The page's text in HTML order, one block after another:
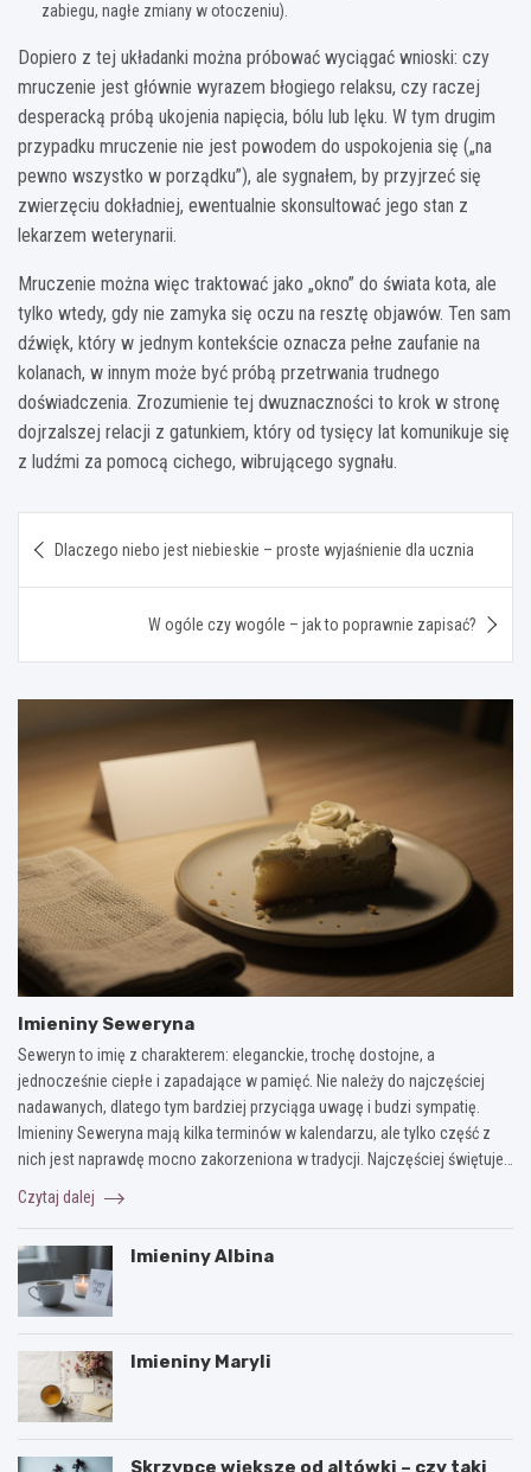
zabiegu, nagłe zmiany w otoczeniu).
Dopiero z tej układanki można próbować wyciągać wnioski: czy
mruczenie jest głównie wyrazem błogiego relaksu, czy raczej
desperacką próbą ukojenia napięcia, bólu lub lęku. W tym drugim
przypadku mruczenie nie jest powodem do uspokojenia się („na
pewno wszystko w porządku”), ale sygnałem, by przyjrzeć się
zwierzęciu dokładniej, ewentualnie skonsultować jego stan z
lekarzem weterynarii.
Mruczenie można więc traktować jako „okno” do świata kota, ale
tylko wtedy, gdy nie zamyka się oczu na resztę objawów. Ten sam
dźwięk, który w jednym kontekście oznacza pełne zaufanie na
kolanach, w innym może być próbą przetrwania trudnego
doświadczenia. Zrozumienie tej dwuznaczności to krok w stronę
dojrzalszej relacji z gatunkiem, który od tysięcy lat komunikuje się
z ludźmi za pomocą cichego, wibrującego sygnału.
wpisu
Dlaczego niebo jest niebieskie – proste wyjaśnienie dla ucznia
W ogóle czy wogóle – jak to poprawnie zapisać?
Imieniny Seweryna
Seweryn to imię z charakterem: eleganckie, trochę dostojne, a
jednocześnie ciepłe i zapadające w pamięć. Nie należy do najczęściej
nadawanych, dlatego tym bardziej przyciąga uwagę i budzi sympatię.
Imieniny Seweryna mają kilka terminów w kalendarzu, ale tylko część z
nich jest naprawdę mocno zakorzeniona w tradycji. Najczęściej świętuje…
Czytaj dalej
Imieniny Albina
Imieniny Maryli
Skrzypce większe od altówki – czy taki